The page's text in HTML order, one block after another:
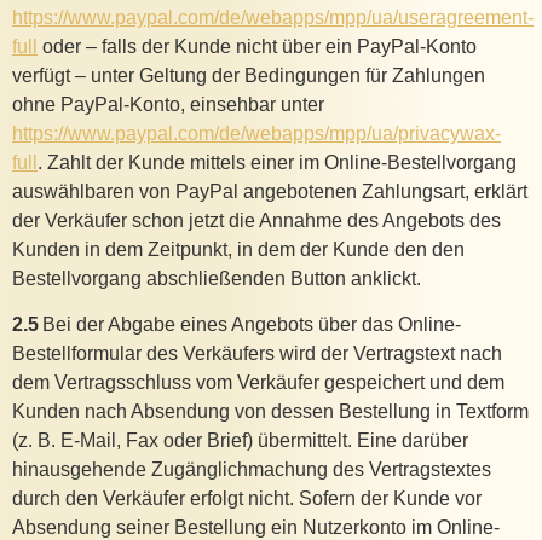
https://www.paypal.com/de/webapps/mpp/ua/useragreement-
full
oder – falls der Kunde nicht über ein PayPal-Konto
verfügt – unter Geltung der Bedingungen für Zahlungen
ohne PayPal-Konto, einsehbar unter
https://www.paypal.com/de/webapps/mpp/ua/privacywax-
full . Zahlt der Kunde mittels einer im Online-Bestellvorgang
auswählbaren von PayPal angebotenen Zahlungsart, erklärt
der Verkäufer schon jetzt die Annahme des Angebots des
Kunden in dem Zeitpunkt, in dem der Kunde den den
Bestellvorgang abschließenden Button anklickt.
2.5 Bei der Abgabe eines Angebots über das Online-
Bestellformular des Verkäufers wird der Vertragstext nach
dem Vertragsschluss vom Verkäufer gespeichert und dem
Kunden nach Absendung von dessen Bestellung in Textform
(z. B. E-Mail, Fax oder Brief) übermittelt. Eine darüber
hinausgehende Zugänglichmachung des Vertragstextes
durch den Verkäufer erfolgt nicht. Sofern der Kunde vor
Absendung seiner Bestellung ein Nutzerkonto im Online-